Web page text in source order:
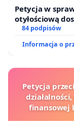
Petycja w
otyłościową
oraz
84 podpisów
Informacja o
Petycja
finansowej